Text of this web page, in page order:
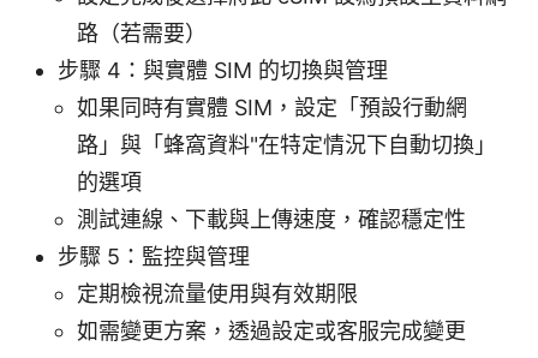
路（若需要）
步驟 4：與實體 SIM 的切換與管理
如果同時有實體 SIM，設定「預設行動網
路」與「蜂窩資料"在特定情況下自動切換」
的選項
測試連線、下載與上傳速度，確認穩定性
步驟 5：監控與管理
定期檢視流量使用與有效期限
如需變更方案，透過設定或客服完成變更